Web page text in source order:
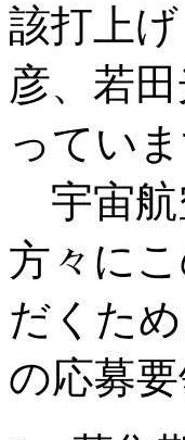
該打上
彦、若
っていま
宇宙航
方々に
だくた
の応募